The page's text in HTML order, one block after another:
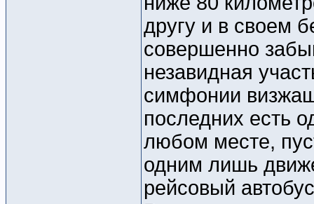
другу и в своем
совершенно
незавидная
симфонии
последних есть
любом месте,
одним лишь
рейсовый